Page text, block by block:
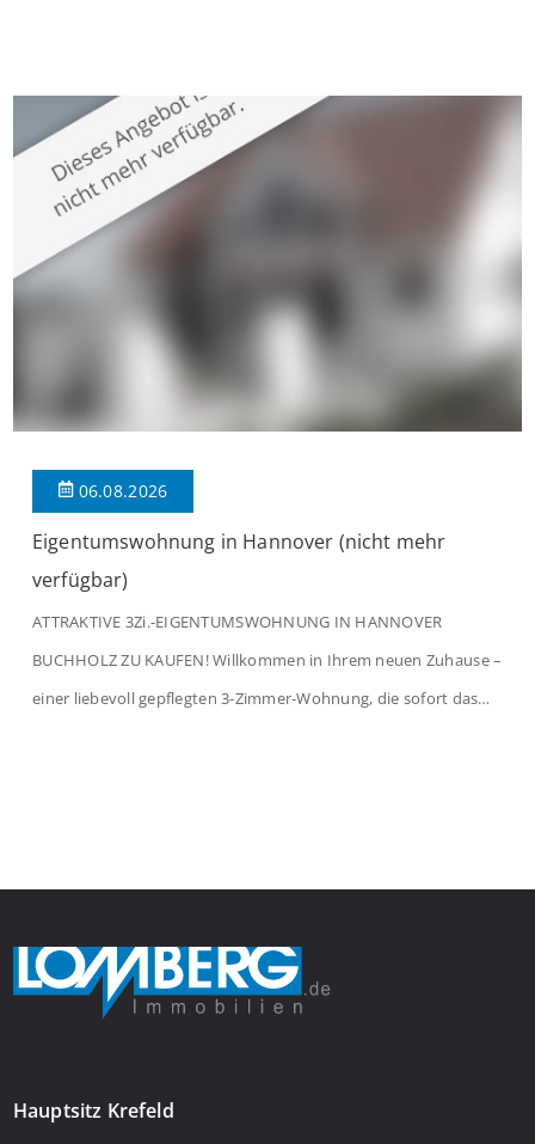
großzügige Räume und eine hochwertige Ausstattung, die
modernen Wohnkomfort mit einem stilvollen Ambiente
verbindet. Der […]
06.08.2026
Eigentumswohnung in Hannover (nicht mehr
verfügbar)
ATTRAKTIVE 3Zi.-EIGENTUMSWOHNUNG IN HANNOVER
BUCHHOLZ ZU KAUFEN! Willkommen in Ihrem neuen Zuhause –
einer liebevoll gepflegten 3-Zimmer-Wohnung, die sofort das
Hauptsitz Krefeld